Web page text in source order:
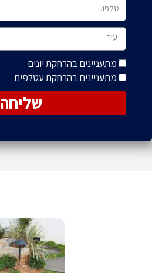
מתעניינים בהרחקת יונים
מתעניינים בהרחקת עטלפים
שליחה